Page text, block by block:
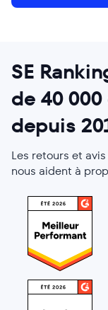
SE
de40 000
depuis
Les retours et
nous aident à